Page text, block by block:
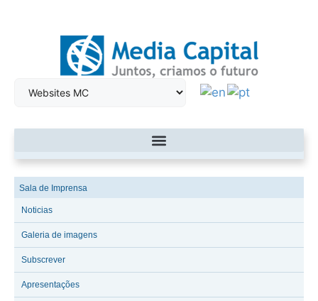
Sala de Imprensa
Noticias
Galeria de imagens
Subscrever
Apresentações